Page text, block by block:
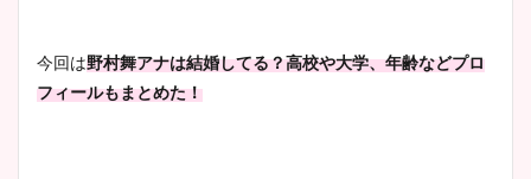
今回は野村舞アナは結婚してる？高校や大学、年齢などプロ
フィールもまとめた！